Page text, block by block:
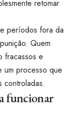
retomar
períodos fora da
Quem
fracassos e
um processo que
controladas.
funcionar